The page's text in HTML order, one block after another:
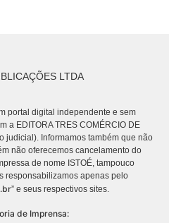
LTDA
portal digital independente e sem
a EDITORA TRES COMÉRCIO DE
judicial). Informamos também que não
não oferecemos cancelamento do
de nome ISTOÉ, tampouco
responsabilizamos apenas pelo
” e seus respectivos sites.
de Imprensa: